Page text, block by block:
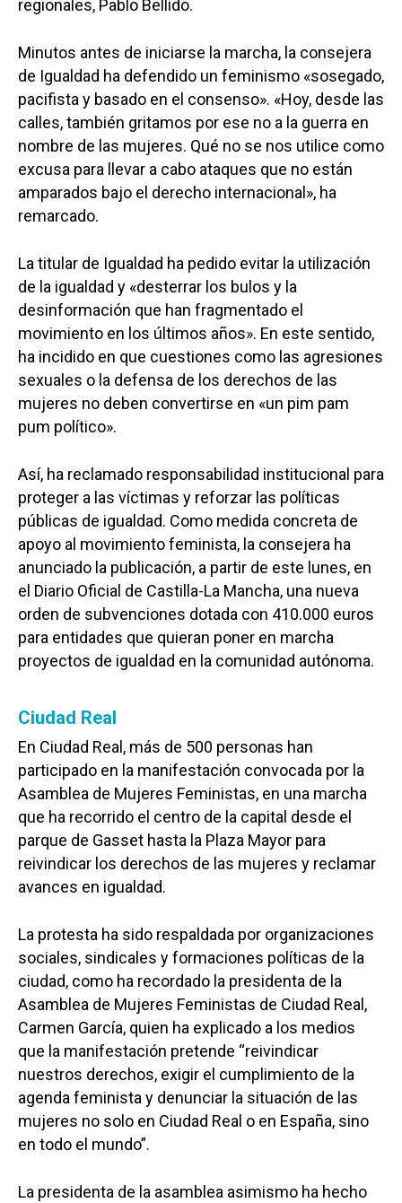
regionales, Pablo Bellido.
Minutos antes de iniciarse la marcha, la consejera
de Igualdad ha defendido un feminismo «sosegado,
pacifista y basado en el consenso». «Hoy, desde las
calles, también gritamos por ese no a la guerra en
nombre de las mujeres. Qué no se nos utilice como
excusa para llevar a cabo ataques que no están
amparados bajo el derecho internacional», ha
remarcado.
La titular de Igualdad ha pedido evitar la utilización
de la igualdad y «desterrar los bulos y la
desinformación que han fragmentado el
movimiento en los últimos años». En este sentido,
ha incidido en que cuestiones como las agresiones
sexuales o la defensa de los derechos de las
mujeres no deben convertirse en «un pim pam
pum político».
Así, ha reclamado responsabilidad institucional para
proteger a las víctimas y reforzar las políticas
públicas de igualdad. Como medida concreta de
apoyo al movimiento feminista, la consejera ha
anunciado la publicación, a partir de este lunes, en
el Diario Oficial de Castilla-La Mancha, una nueva
orden de subvenciones dotada con 410.000 euros
para entidades que quieran poner en marcha
proyectos de igualdad en la comunidad autónoma.
Ciudad Real
En Ciudad Real, más de 500 personas han
participado en la manifestación convocada por la
Asamblea de Mujeres Feministas, en una marcha
que ha recorrido el centro de la capital desde el
parque de Gasset hasta la Plaza Mayor para
reivindicar los derechos de las mujeres y reclamar
avances en igualdad.
La protesta ha sido respaldada por organizaciones
sociales, sindicales y formaciones políticas de la
ciudad, como ha recordado la presidenta de la
Asamblea de Mujeres Feministas de Ciudad Real,
Carmen García, quien ha explicado a los medios
que la manifestación pretende “reivindicar
nuestros derechos, exigir el cumplimiento de la
agenda feminista y denunciar la situación de las
mujeres no solo en Ciudad Real o en España, sino
en todo el mundo”.
La presidenta de la asamblea asimismo ha hecho
Castilla-La
Toledo
Ciudad Real
Albacete
Cuenca
Guadalajara
Sanidad
Economía
Educación
Cultura
Sucesos
Medio Ambiente
Planeta Rural
Especiales
Política